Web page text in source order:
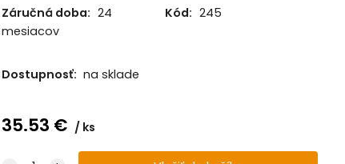
Záručná doba: 24
mesiacov
Kód: 245
Dostupnosť: na sklade
35.53 € ks